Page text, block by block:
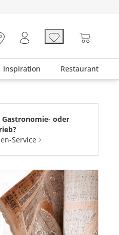
Inspiration Restaurant
oder
Service